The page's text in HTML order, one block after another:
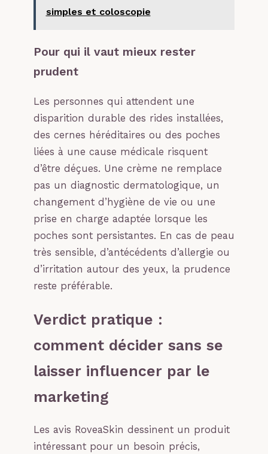
simples et coloscopie
Pour qui il vaut mieux rester
prudent
Les personnes qui attendent une
disparition durable des rides installées,
des cernes héréditaires ou des poches
liées à une cause médicale risquent
d’être déçues. Une crème ne remplace
pas un diagnostic dermatologique, un
changement d’hygiène de vie ou une
prise en charge adaptée lorsque les
poches sont persistantes. En cas de peau
très sensible, d’antécédents d’allergie ou
d’irritation autour des yeux, la prudence
reste préférable.
Verdict pratique :
comment décider sans se
laisser influencer par le
marketing
Les avis RoveaSkin dessinent un produit
intéressant pour un besoin précis,